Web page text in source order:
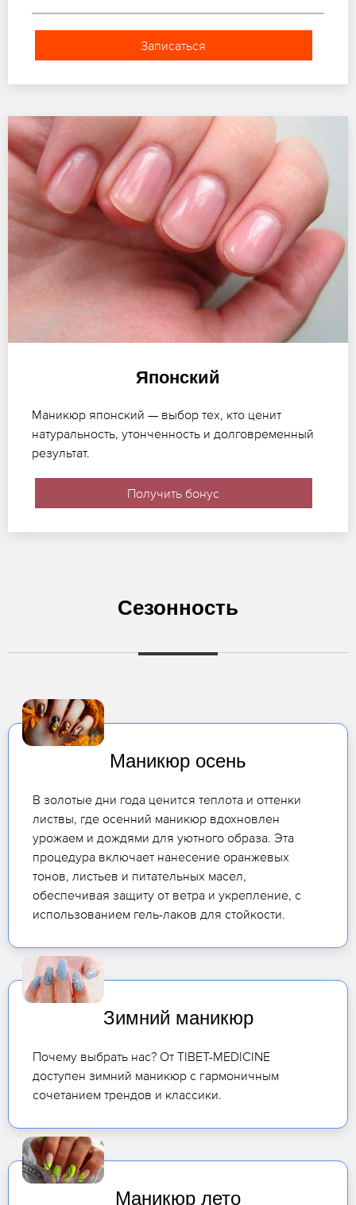
Записаться
Японский
Маникюр японский — выбор тех, кто ценит
натуральность, утонченность и долговременный
результат.
Получить бонус
Сезонность
Маникюр осень
В золотые дни года ценится теплота и оттенки
листвы, где осенний маникюр вдохновлен
урожаем и дождями для уютного образа. Эта
процедура включает нанесение оранжевых
тонов, листьев и питательных масел,
обеспечивая защиту от ветра и укрепление, с
использованием гель-лаков для стойкости.
Зимний маникюр
Почему выбрать нас? От TIBET-MEDICINE
доступен зимний маникюр с гармоничным
сочетанием трендов и классики.
Маникюр лето